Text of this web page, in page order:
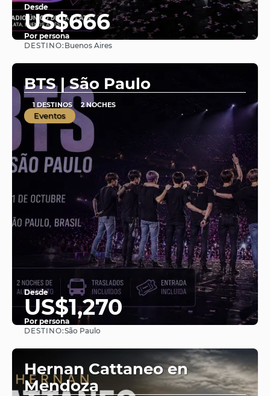
Desde
US$666
Por persona
DESTINO: Buenos Aires
BTS | São Paulo
1 DESTINOS 2 NOCHES
Eventos
Desde
US$1,270
Por persona
DESTINO:São Paulo
Hernan Cattaneo en
Mendoza